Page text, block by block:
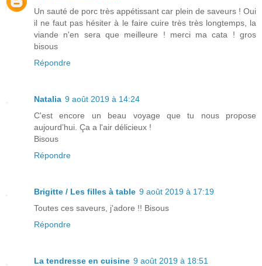
Un sauté de porc très appétissant car plein de saveurs ! Oui
il ne faut pas hésiter à le faire cuire très très longtemps, la
viande n'en sera que meilleure ! merci ma cata ! gros
bisous
Répondre
Natalia 9 août 2019 à 14:24
C'est encore un beau voyage que tu nous propose
aujourd’hui. Ça a l'air délicieux !
Bisous
Répondre
Brigitte / Les filles à table 9 août 2019 à 17:19
Toutes ces saveurs, j'adore !! Bisous
Répondre
La tendresse en cuisine 9 août 2019 à 18:51